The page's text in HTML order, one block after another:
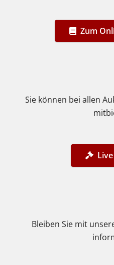
Zum
Sie können bei allen
Bleiben Sie mit